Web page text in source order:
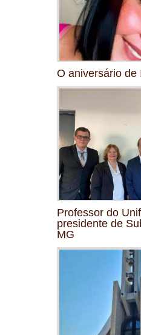
O aniversário de
Professor do
presidente de
MG